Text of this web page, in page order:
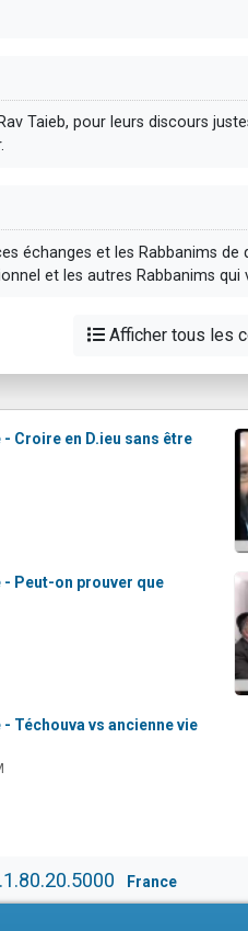
Taieb, pour leurs discours
échanges et les Rabbanims
et les autres Rabbanims qui
Afficher tous les
- Croire en D.ieu sans être
- Peut-on prouver que
Téchouva vs ancienne vie
France